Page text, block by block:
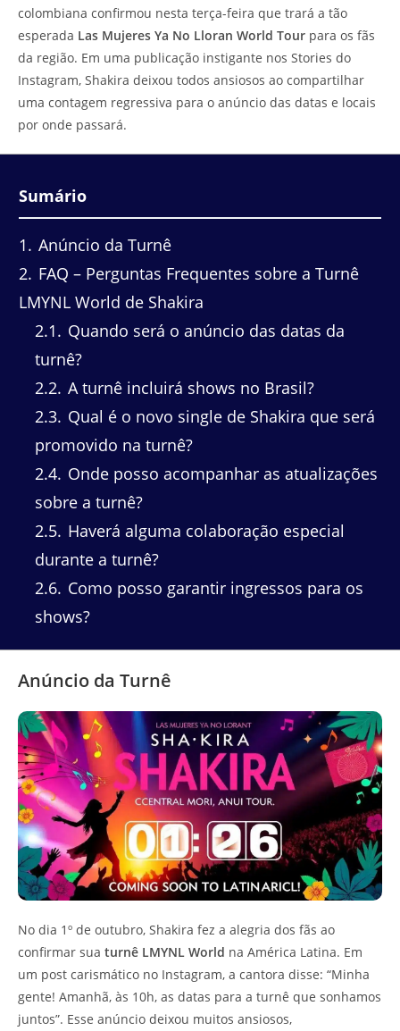
colombiana confirmou nesta terça-feira que trará a tão
esperada Las Mujeres Ya No Lloran World Tour para os fãs
da região. Em uma publicação instigante nos Stories do
Instagram, Shakira deixou todos ansiosos ao compartilhar
uma contagem regressiva para o anúncio das datas e locais
por onde passará.
Sumário
1
Anúncio da Turnê
2 FAQ – Perguntas Frequentes sobre a Turnê
LMYNL World de Shakira
2.1
Quando será o anúncio das datas da
turnê?
2.2 A turnê incluirá shows no Brasil?
2.3 Qual é o novo single de Shakira que será
promovido na turnê?
2.4 Onde posso acompanhar as atualizações
sobre a turnê?
2.5 Haverá alguma colaboração especial
durante a turnê?
2.6 Como posso garantir ingressos para os
shows?
Anúncio da Turnê
No dia 1º de outubro, Shakira fez a alegria dos fãs ao
confirmar sua turnê LMYNL World na América Latina. Em
um post carismático no Instagram, a cantora disse: “Minha
gente! Amanhã, às 10h, as datas para a turnê que sonhamos
juntos”. Esse anúncio deixou muitos ansiosos,